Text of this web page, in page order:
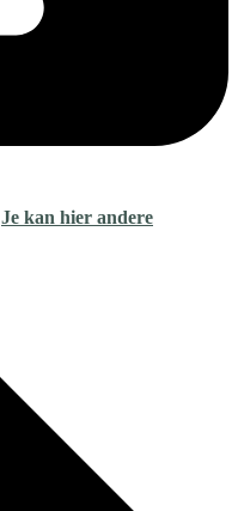
Je kan hier andere